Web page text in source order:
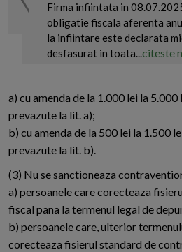
Firma infiintata in
obligatie fiscala aferenta
la infiintare este declarata
desfasurat in toata...citeste
a) cu amenda de la 1.000 lei la
prevazute la lit. a);
b) cu amenda de la 500 lei la 1.500
prevazute la lit. b).
(3) Nu se sanctioneaza
a) persoanele care corecteaza
fiscal pana la termenul legal de
b) persoanele care, ulterior
corecteaza fisierul standard de